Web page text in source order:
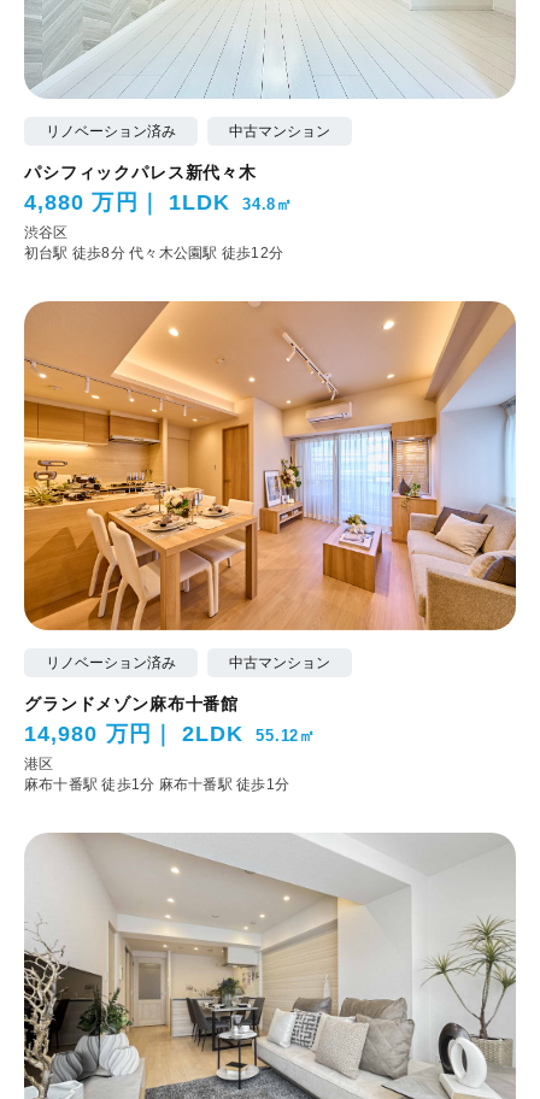
リノベーション済み 中古マンション
パシフィックパレス新代々木
4,880 万円 1LDK 34.8㎡
渋谷区
初台駅 徒歩8分代々木公園駅 徒歩12分
リノベーション済み 中古マンション
グランドメゾン麻布十番館
14,980 万円 2LDK 55.12㎡
港区
麻布十番駅 徒歩1分 麻布十番駅 徒歩1分